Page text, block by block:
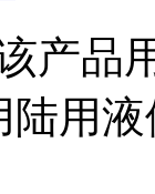
产品
用